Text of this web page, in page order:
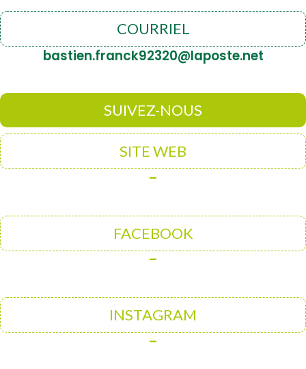
COURRIEL
bastien.franck92320@laposte.net
SUIVEZ-NOUS
SITE WEB
–
FACEBOOK
–
INSTAGRAM
–